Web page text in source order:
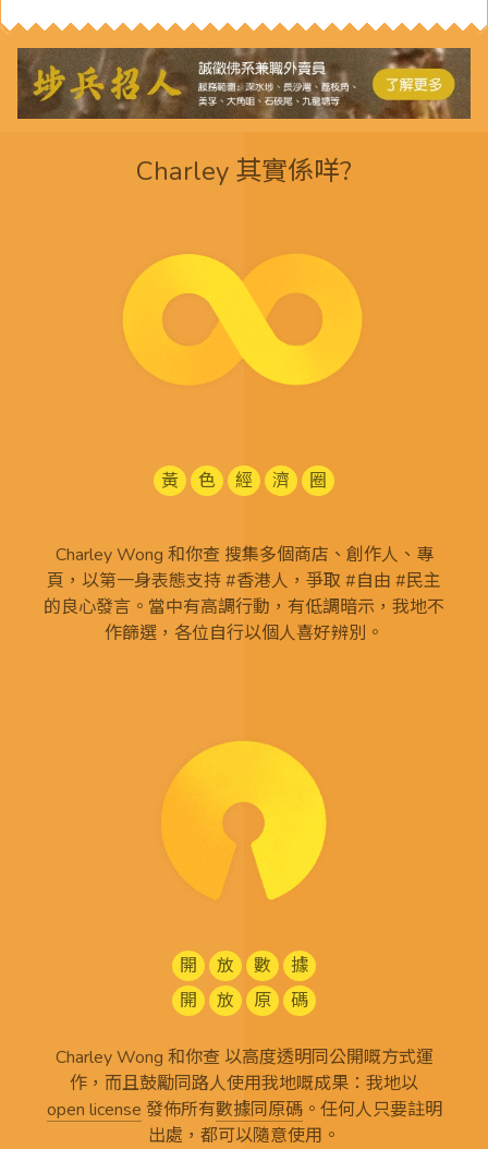
Charley 其實係咩?
黃 色 經 濟 圈
Charley Wong 和你查 搜集多個商店、創作人、專
頁，以第一身表態支持 #香港人，爭取 #自由 #民主
的良心發言。當中有高調行動，有低調暗示，我地不
作篩選，各位自行以個人喜好辨別。
開 放 數
據
開
放 原 碼
Charley Wong 和你查 以高度透明同公開嘅方式運
作，而且鼓勵同路人使用我地嘅成果：我地以
open license 發佈所有數據同原碼。任何人只要註明
出處，都可以隨意使用。